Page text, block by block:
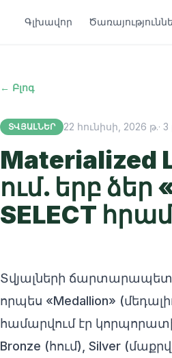
Գլխավոր
← Բլոգ
ՏՎՅԱԼՆԵՐ 22 հունիսի, 2026 թ.·3
Materialized
ում. երբ
SELECT
Տվյալների
որպես «Medallion»
համարվում էր
Bronze (հում), Silver